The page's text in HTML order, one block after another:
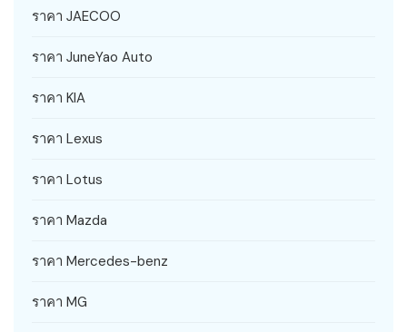
ราคา JAECOO
ราคา JuneYao Auto
ราคา KIA
ราคา Lexus
ราคา Lotus
ราคา Mazda
ราคา Mercedes-benz
ราคา MG